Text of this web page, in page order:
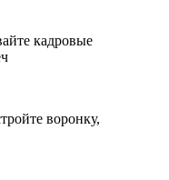
кадровые
воронку,